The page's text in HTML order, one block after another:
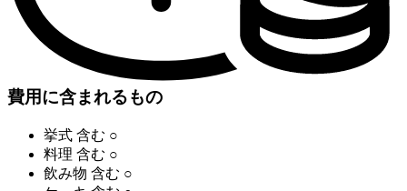
費用に含まれるもの
挙式 含む ○
料理 含む ○
飲み物 含む ○